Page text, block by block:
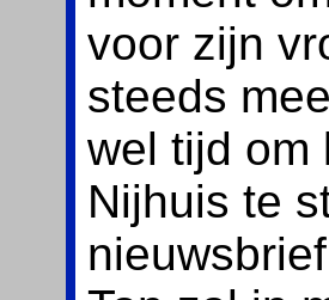
voor zijn
steeds
wel tijd om
Nijhuis te